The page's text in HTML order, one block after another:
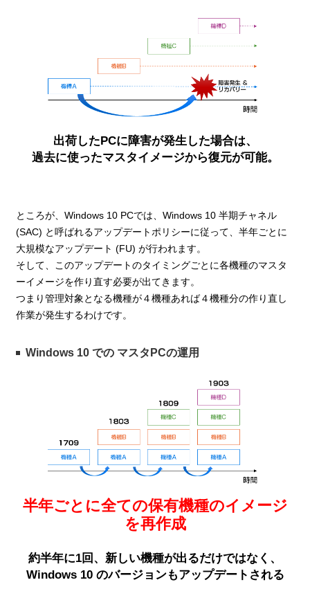
出荷したPCに障害が発生した場合は、
過去に使ったマスタイメージから復元が可能。
ところが、Windows 10 PCでは、Windows 10 半期チャネル
(SAC) と呼ばれるアップデートポリシーに従って、半年ごとに
大規模なアップデート (FU) が行われます。
そして、このアップデートのタイミングごとに各機種のマスタ
ーイメージを作り直す必要が出てきます。
つまり管理対象となる機種が４機種あれば４機種分の作り直し
作業が発生するわけです。
Windows 10 での マスタPCの運用
半年ごとに全ての保有機種のイメージ
を再作成
約半年に1回、新しい機種が出るだけではなく、
Windows 10 のバージョンもアップデートされる